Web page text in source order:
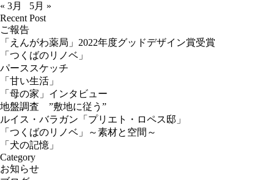
« 3月
5月 »
Recent Post
ご報告
「えんがわ薬局」2022年度グッドデザイン賞受賞
「つくばのリノベ」
パーススケッチ
「甘い生活」
「母の家」インタビュー
地盤調査 ”敷地に従う”
ルイス・バラガン「プリエト・ロペス邸」
「つくばのリノベ」～素材と空間～
「犬の記憶」
Category
お知らせ